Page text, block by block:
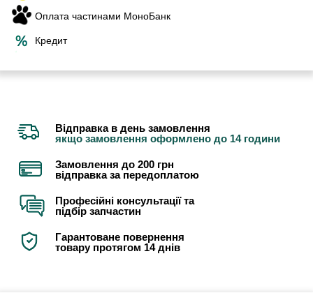
Оплата частинами МоноБанк
Кредит
Відправка в день замовлення
якщо замовлення оформлено до 14 години
Замовлення до 200 грн
відправка за передоплатою
Професійні консультації та
підбір запчастин
Гарантоване повернення
товару протягом 14 днів